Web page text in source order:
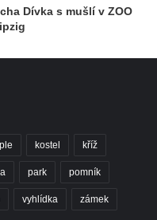
ulice v
v České
Dívka s mušlí v ZOO
kostel kříž
park pomník
vyhlídka zámek